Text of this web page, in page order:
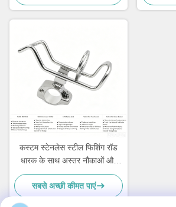
1 Key Quick Release
कस्टम स्टेनलेस स्टील फिशिंग रॉड
धारक के साथ अस्तर नौकाओं और
जहाजों के लिए नई नौका सामान
सबसे अच्छी कीमत पाएं